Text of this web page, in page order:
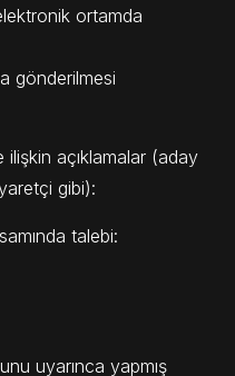
ortamda
gönderilmesi
ilişkin açıklamalar (aday
gibi):
talebi:
uyarınca yapmış